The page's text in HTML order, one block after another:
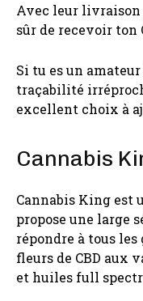
Avec leur livraison
sûr de recevoir
Si tu es un
traçabilité
excellent choix à
Cannabis
Cannabis King est
propose une large
répondre à tous
fleurs de CBD aux
et huiles full